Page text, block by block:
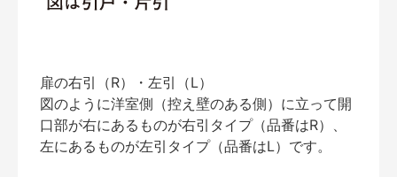
扉の右引（R）・左引（L）
図のように洋室側（控え壁のある側）に立って開
口部が右にあるものが右引タイプ（品番はR）、
左にあるものが左引タイプ（品番はL）です。